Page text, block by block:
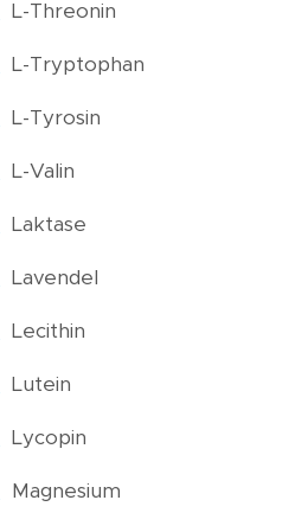
L-Threonin
L-Tryptophan
L-Tyrosin
L-Valin
Laktase
Lavendel
Lecithin
Lutein
Lycopin
Magnesium